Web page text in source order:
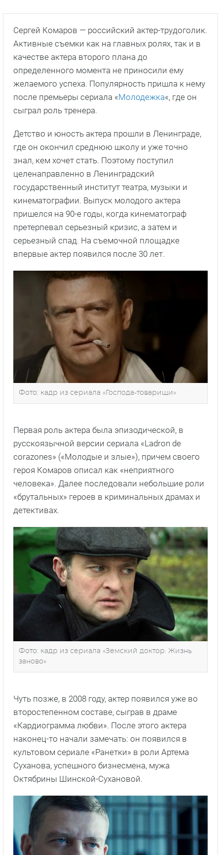
Сергей Комаров — российский актер-трудоголик.
Активные съемки как на главных ролях, так и в
качестве актера второго плана до
определенного момента не приносили ему
желаемого успеха. Популярность пришла к нему
после премьеры сериала «Молодежка«, где он
сыграл роль тренера.
Детство и юность актера прошли в Ленинграде,
где он окончил среднюю школу и уже точно
знал, кем хочет стать. Поэтому поступил
целенаправленно в Ленинградский
государственный институт театра, музыки и
кинематографии. Выпуск молодого актера
пришелся на 90-е годы, когда кинематограф
претерпевал серьезный кризис, а затем и
серьезный спад. На съемочной площадке
впервые актер появился после 30 лет.
Фото: кадр из сериала «Господа-товарищи»
Первая роль актера была эпизодической, в
русскоязычной версии сериала «Ladron de
corazones» («Молодые и злые»), причем своего
героя Комаров описал как «неприятного
человека». Далее последовали небольшие роли
«брутальных» героев в криминальных драмах и
детективах.
Фото: кадр из сериала «Земский доктор. Жизнь
заново»
Чуть позже, в 2008 году, актер появился уже во
второстепенном составе, сыграв в драме
«Кардиограмма любви». После этого актера
наконец-то начали замечать: он появился в
культовом сериале «Ранетки» в роли Артема
Суханова, успешного бизнесмена, мужа
Октябрины Шинской-Сухановой.